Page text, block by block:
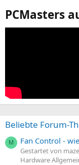
PCMasters
Beliebte Forum-
M Fan Control -
Gestartet von
Hardware